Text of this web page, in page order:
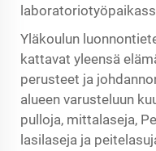
Yläkoulun
kattavat yleensä
perusteet ja
alueen varusteluun
pulloja, mittalaseja,
lasilaseja ja